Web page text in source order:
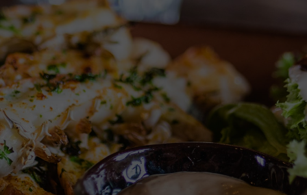
Au restaurant O Fluence, l’esprit du
bien-être se retrouve aussi dans
l’assiette.
Un buffet de plats faits-maison, avec
goût et cuisinés avec attention. Le
menu évolue toutes les semaines au
gré des envies du chef et des saisons.